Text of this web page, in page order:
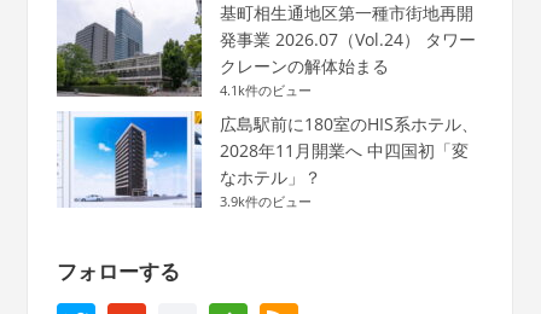
基町相生通地区第一種市街地再開
発事業 2026.07（Vol.24） タワー
クレーンの解体始まる
4.1k件のビュー
広島駅前に180室のHIS系ホテル、
2028年11月開業へ 中四国初「変
なホテル」？
3.9k件のビュー
フォローする